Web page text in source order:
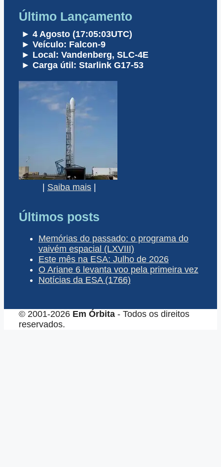
Último Lançamento
► 4 Agosto (17:05:03UTC)
► Veículo: Falcon-9
► Local: Vandenberg, SLC-4E
► Carga útil: Starlink G17-53
| Saiba mais |
Últimos posts
Memórias do passado: o programa do
vaivém espacial (LXVIII)
Este mês na ESA: Julho de 2026
O Ariane 6 levanta voo pela primeira vez
Notícias da ESA (1766)
© 2001-2026 Em Órbita - Todos os direitos
reservados.